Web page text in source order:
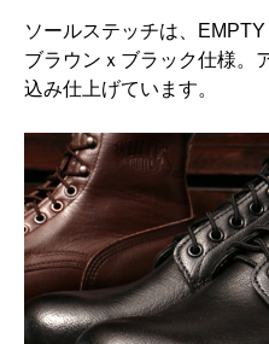
ソールステッチは、
ブラウンｘブラック仕様。
込み仕上げています。